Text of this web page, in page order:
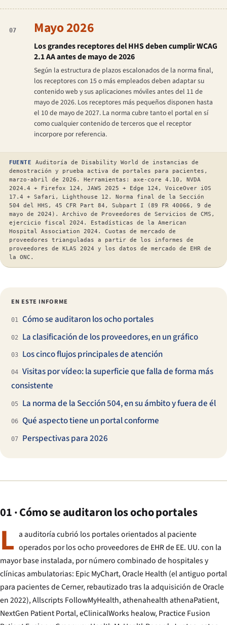
07 Mayo 2026
Los grandes receptores del HHS deben cumplir WCAG
2.1 AA antes de mayo de 2026
Según la estructura de plazos escalonados de la norma final,
los receptores con 15 o más empleados deben adaptar su
contenido web y sus aplicaciones móviles antes del 11 de
mayo de 2026. Los receptores más pequeños disponen hasta
el 10 de mayo de 2027. La norma cubre tanto el portal en sí
como cualquier contenido de terceros que el receptor
incorpore por referencia.
FUENTE
Auditoría de Disability World de instancias de
demostración y prueba activa de portales para pacientes,
marzo-abril de 2026. Herramientas: axe-core 4.10, NVDA
2024.4 + Firefox 124, JAWS 2025 + Edge 124, VoiceOver iOS
17.4 + Safari, Lighthouse 12. Norma final de la Sección
504 del HHS, 45 CFR Part 84, Subpart I (89 FR 40066, 9 de
mayo de 2024). Archivo de Proveedores de Servicios de CMS,
ejercicio fiscal 2024. Estadísticas de la American
Hospital Association 2024. Cuotas de mercado de
proveedores trianguladas a partir de los informes de
proveedores de KLAS 2024 y los datos de mercado de EHR de
la ONC.
EN ESTE INFORME
01 Cómo se auditaron los ocho portales
02 La clasificación de los proveedores, en un gráfico
03 Los cinco flujos principales de atención
04 Visitas por vídeo: la superficie que falla de forma más
consistente
05 La norma de la Sección 504, en su ámbito y fuera de él
06 Qué aspecto tiene un portal conforme
07 Perspectivas para 2026
01 · Cómo se auditaron los ocho portales
L a auditoría cubrió los portales orientados al paciente
operados por los ocho proveedores de EHR de EE. UU. con la
mayor base instalada, por número combinado de hospitales y
clínicas ambulatorias: Epic MyChart, Oracle Health (el antiguo portal
para pacientes de Cerner, rebautizado tras la adquisición de Oracle
en 2022), Allscripts FollowMyHealth, athenahealth athenaPatient,
NextGen Patient Portal, eClinicalWorks healow, Practice Fusion